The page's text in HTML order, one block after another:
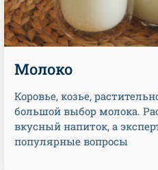
Молоко
Коровье, козье,
большой выбор молока.
вкусный напиток, а
популярные вопросы